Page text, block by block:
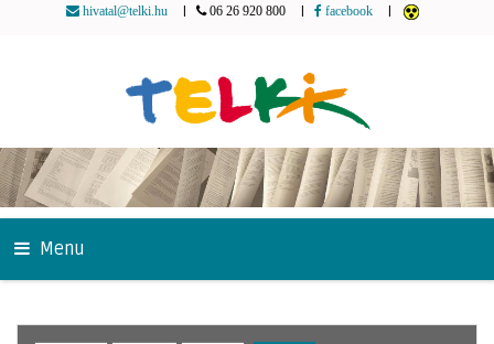
hivatal@telki.hu 06 26 920 800 facebook
Menu